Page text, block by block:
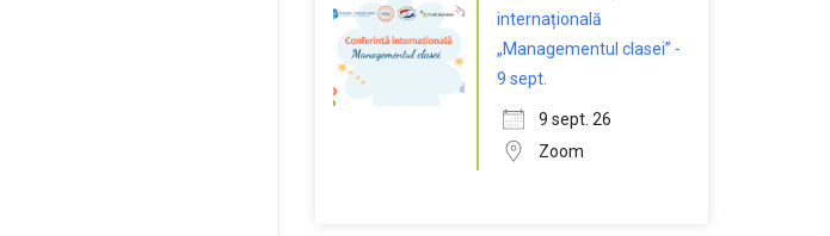
internațională
„Managementul clasei” -
9 sept.
9 sept. 26
Zoom